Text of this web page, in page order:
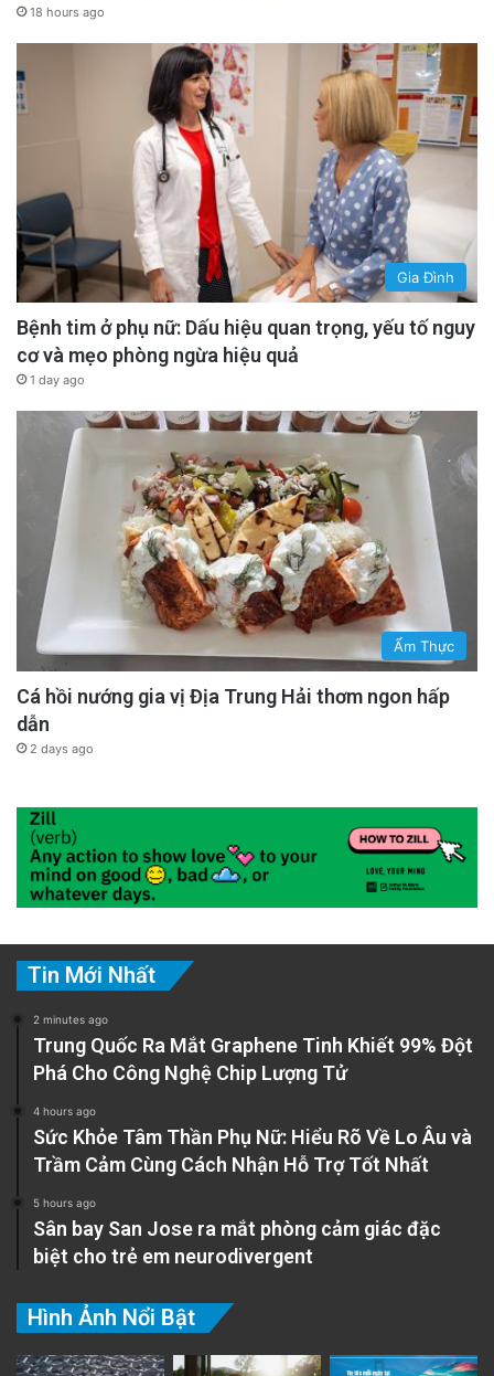
18 hours ago
Gia Đình
Bệnh tim ở phụ nữ: Dấu hiệu quan trọng, yếu tố nguy
cơ và mẹo phòng ngừa hiệu quả
1 day ago
Ẩm Thực
Cá hồi nướng gia vị Địa Trung Hải thơm ngon hấp
dẫn
2 days ago
Tin Mới Nhất
2 minutes ago
Trung Quốc Ra Mắt Graphene Tinh Khiết 99% Đột
Phá Cho Công Nghệ Chip Lượng Tử
4 hours ago
Sức Khỏe Tâm Thần Phụ Nữ: Hiểu Rõ Về Lo Âu và
Trầm Cảm Cùng Cách Nhận Hỗ Trợ Tốt Nhất
5 hours ago
Sân bay San Jose ra mắt phòng cảm giác đặc
biệt cho trẻ em neurodivergent
Hình Ảnh Nổi Bật